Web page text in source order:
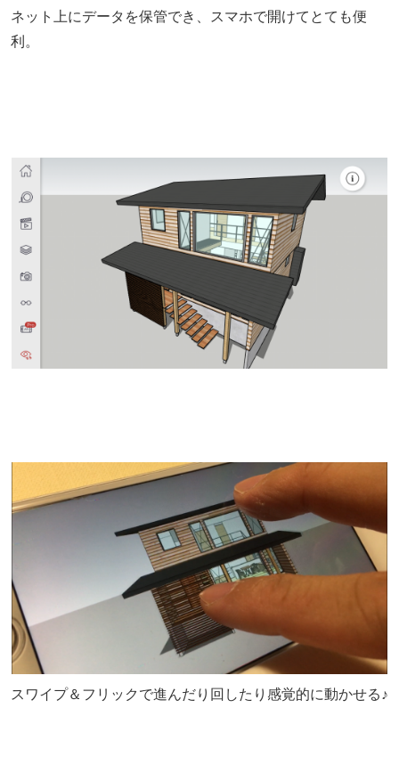
ネット上にデータを保管でき、スマホで開けてとても便
利。
スワイプ＆フリックで進んだり回したり感覚的に動かせる♪